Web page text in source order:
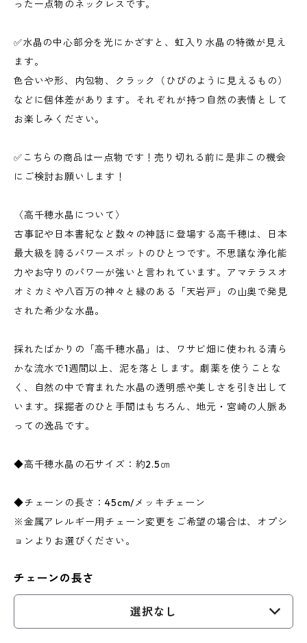
った一点物のネックレスです。
✅水晶の中心部分を光にかざすと、虹入り水晶の特徴が見え
ます。
色合いや形、内包物、クラック（ひびのように見えるもの）
などに個体差があります。それぞれが持つ自然の表情として
お楽しみください。
✅こちらの商品は一点物です！売り切れる前に是非この機会
にご検討お願いします！
〈高千穂水晶について〉
古事記や日本書紀など数々の神話に登場する高千穂は、日本
最大級を誇るパワースポットのひとつです。不思議な浄化能
力やお守りのパワーが強いと言われています。アマテラスオ
オミカミや八百万の神々と縁のある「天岩戸」の山奥で発見
された希少な水晶。
採れたばかりの「高千穂水晶」は、ワサビ畑に使われる清ら
かな流水で1週間以上、泥を落とします。劇薬を使うことな
く、自然の中で育まれた水晶の透明感や美しさを引き出して
います。採掘者のひと手間はもちろん、地元・宮崎の人脈あ
っての逸品です。
◆高千穂水晶の石サイズ：約2.5㎝
◆チェーンの長さ：45cm/メッキチェーン
※金属アレルギー用チェーン変更をご希望の場合は、オプシ
ョンよりお選びください。
チェーンの長さ
選択なし